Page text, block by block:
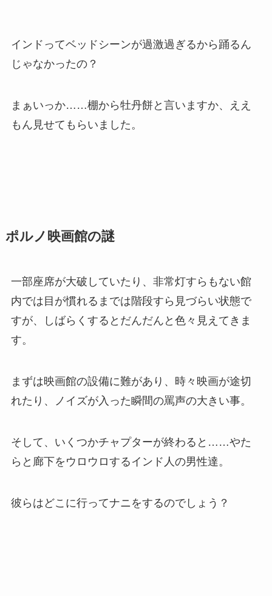
インドってベッドシーンが過激過ぎるから踊るん
じゃなかったの？
まぁいっか……棚から牡丹餅と言いますか、ええ
もん見せてもらいました。
ポルノ映画館の謎
一部座席が大破していたり、非常灯すらもない館
内では目が慣れるまでは階段すら見づらい状態で
すが、しばらくするとだんだんと色々見えてきま
す。
まずは映画館の設備に難があり、時々映画が途切
れたり、ノイズが入った瞬間の罵声の大きい事。
そして、いくつかチャプターが終わると……やた
らと廊下をウロウロするインド人の男性達。
彼らはどこに行ってナニをするのでしょう？